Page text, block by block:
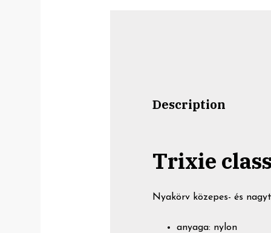
Description
Trixie
Nyakörv közepes- és
anyaga: nylon